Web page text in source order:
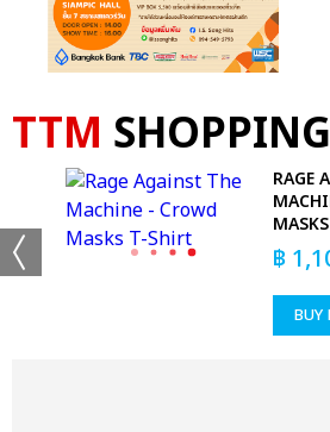
TTM SHOPPING
RAGE
฿
BUY